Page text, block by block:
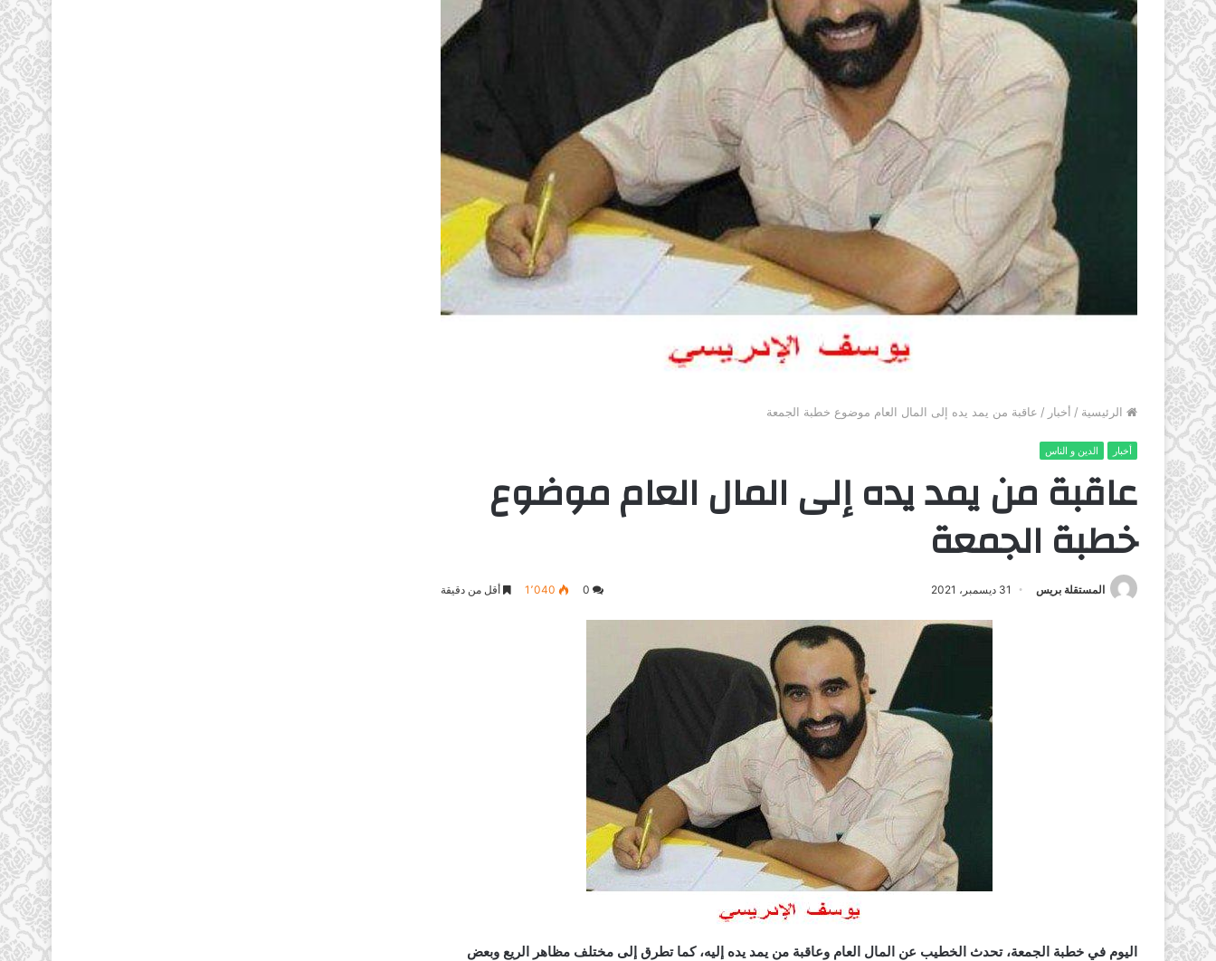
الرئيسية / أخبار / عاقبة من يمد يده إلى المال العام موضوع خطبة الجمعة
أخبار الدين و الناس
عاقبة من يمد يده إلى المال العام موضوع
خطبة الجمعة
المستقلة بريس 31 ديسمبر، 2021 0 1٬040 أقل من دقيقة
اليوم في خطبة الجمعة، تحدث الخطيب عن المال العام وعاقبة من يمد يده إليه، كما تطرق إلى مختلف مظاهر الريع وبعض